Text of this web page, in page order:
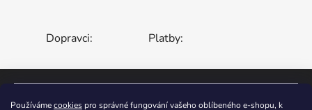
Používámecookies pro správné fungování vašeho oblíbeného e-shopu, k
Dopravci: Platby:
ČESKÁ REPUBLIKA SLOVENSKO